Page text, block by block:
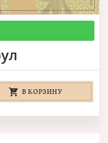
В КОРЗИНУ